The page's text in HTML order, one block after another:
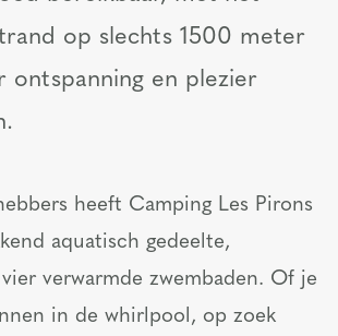
op slechts 1500 meter
ontspanning en plezier
heeft Camping Les Pirons
aquatisch gedeelte,
verwarmde zwembaden. Of je
in de whirlpool, op zoek